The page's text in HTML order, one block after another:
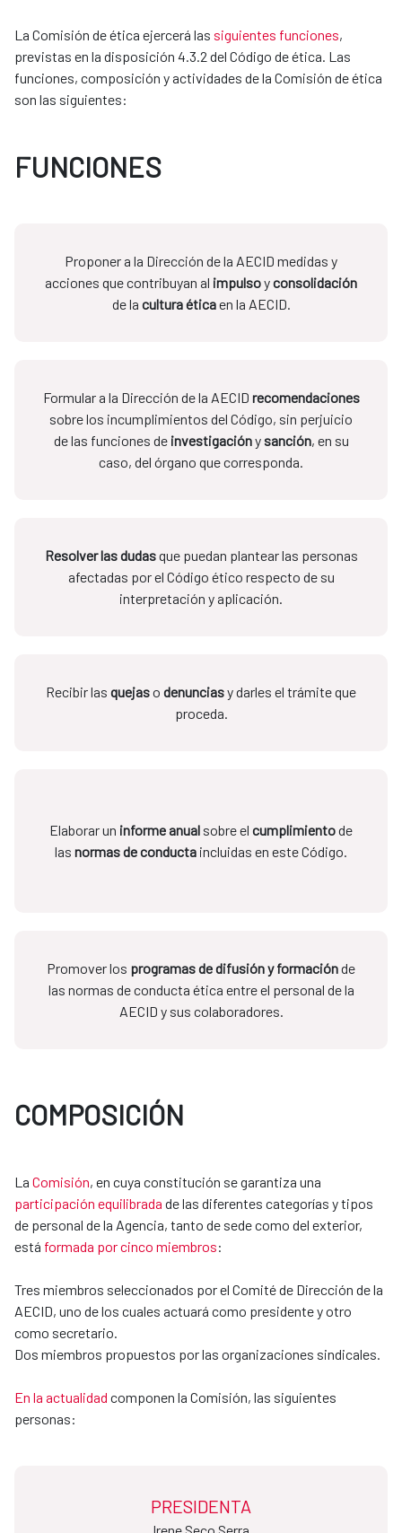
La Comisión de ética ejercerá las siguientes funciones,
previstas en la disposición 4.3.2 del Código de ética. Las
funciones, composición y actividades de la Comisión de ética
son las siguientes:
FUNCIONES
Proponer a la Dirección de la AECID medidas y
acciones que contribuyan al impulsoyconsolidación
de la cultura éticaen la AECID.
Formular a la Dirección de la AECID recomendaciones
sobre los incumplimientos del Código, sin perjuicio
de las funciones de investigaciónysanción, en su
caso, del órgano que corresponda.
Resolver las dudasque puedan plantear las personas
afectadas por el Código ético respecto de su
interpretación y aplicación.
Recibir las quejaso denunciasy darles el trámite que
proceda.
Elaborar un informe anual sobre el cumplimientode
las normas de conducta incluidas en este Código.
Promover los programas de difusión y formaciónde
las normas de conducta ética entre el personal de la
AECID y sus colaboradores.
COMPOSICIÓN
La Comisión, en cuya constitución se garantiza una
participación equilibrada de las diferentes categorías y tipos
de personal de la Agencia, tanto de sede como del exterior,
está formada por cinco miembros:
Tres miembros seleccionados por el Comité de Dirección de la
AECID, uno de los cuales actuará como presidente y otro
como secretario.
Dos miembros propuestos por las organizaciones sindicales.
En la actualidad componen la Comisión, las siguientes
personas:
PRESIDENTA